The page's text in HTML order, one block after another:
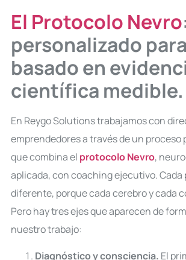
El Protocolo Nevro
personalizado
basado en
científica medible.
En Reygo Solutions trabajamos con
emprendedores a través de un proceso
que combina el protocolo Nevro,
aplicada, con coaching ejecutivo. Cada
diferente, porque cada cerebro y cada
Pero hay tres ejes que aparecen de
nuestro trabajo:
Diagnóstico y consciencia. El